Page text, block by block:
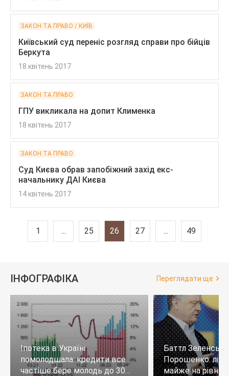
ЗАКОН ТА ПРАВО / КИЇВ
Київський суд переніс розгляд справи про бійців
Беркута
18 квітень 2017
ЗАКОН ТА ПРАВО
ГПУ викликала на допит Клименка
18 квітень 2017
ЗАКОН ТА ПРАВО
Суд Києва обрав запобіжний захід екс-
начальнику ДАІ Києва
14 квітень 2017
1 ... 25 26 27 ... 49
ІНФОГРАФІКА Переглядати ще
Іпотека в Україні
помолодшала: кредити все
частіше бере молодь до 30
Баттл
Порошенко:
майже на